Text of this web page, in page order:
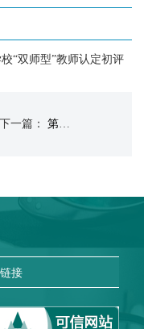
“双师型”教师认定初评
下一篇： 第四届山东省职业教育青年技能名师推荐人选公示